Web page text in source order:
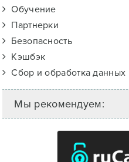
Обучение
Партнерки
Безопасность
Кэшбэк
Сбор и обработка данных
Мы рекомендуем: